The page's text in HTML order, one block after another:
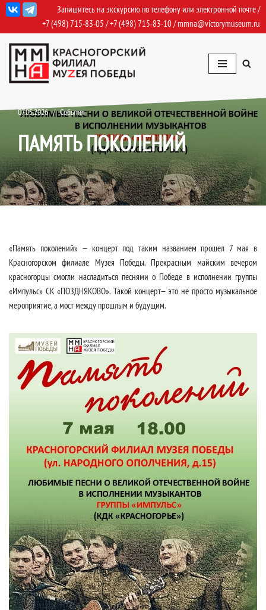
Перейти
к
содержимому
Запишитесь на экскурсию по телефону или электронной почте /
+7 (498) 715-83-05 /+7 (498) 715-83-10/mmna@victorymuseum.ru
07.05.2026 События
ПАМЯТЬ ПОКОЛЕНИЙ
«Память поколений» — концерт под таким названием прошел 7 мая в
Красногорском филиале Музея Победы. Прекрасным майским вечером
красногорцы смогли насладиться песнями о Победе в исполнении группы
«Импульс» СК «ПОЗДНЯКОВО». Такой концерт— это не просто музыкальное
мероприятие, а мост между прошлым и будущим.